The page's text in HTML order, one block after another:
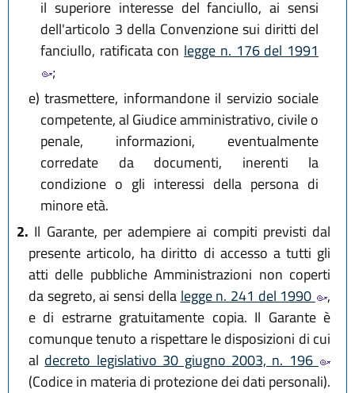
il superiore interesse del fanciullo, ai sensi
dell'articolo 3 della Convenzione sui diritti del
fanciullo, ratificata con legge n. 176 del 1991
;
e) trasmettere, informandone il servizio sociale
competente, al Giudice amministrativo, civile o
penale, informazioni, eventualmente
corredate da documenti, inerenti la
condizione o gli interessi della persona di
minore età.
2. Il Garante, per adempiere ai compiti previsti dal
presente articolo, ha diritto di accesso a tutti gli
atti delle pubbliche Amministrazioni non coperti
da segreto, ai sensi della legge n. 241 del 1990
,
e di estrarne gratuitamente copia. Il Garante è
comunque tenuto a rispettare le disposizioni di cui
al decreto legislativo 30 giugno 2003, n. 196
(Codice in materia di protezione dei dati personali).